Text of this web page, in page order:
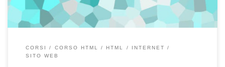
CORSI CORSO HTML HTML
INTERNET
SITO WEB